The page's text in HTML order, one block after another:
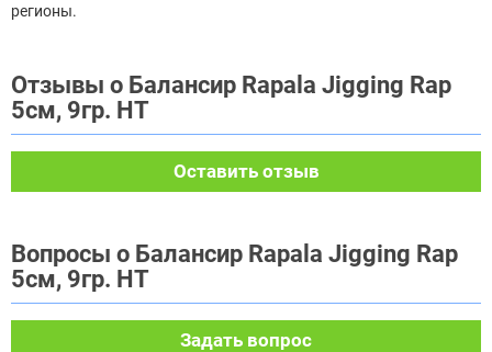
регионы.
Отзывы о Балансир Rapala Jigging Rap
5см, 9гр. HT
Оставить отзыв
Вопросы о Балансир Rapala Jigging Rap
5см, 9гр. HT
Задать вопрос